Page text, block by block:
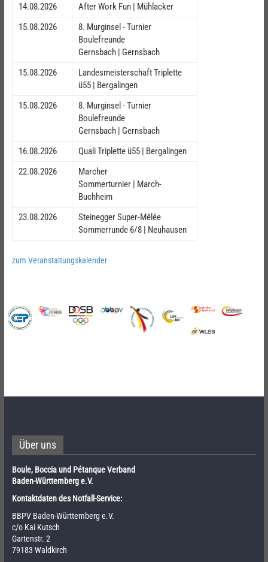
14.08.2026
After Work Fun | Mühlacker
15.08.2026
8. Murginsel - Turnier
Boulefreunde
Gernsbach | Gernsbach
15.08.2026
Landesmeisterschaft Triplette
ü55 | Bergalingen
15.08.2026
8. Murginsel - Turnier
Boulefreunde
Gernsbach | Gernsbach
16.08.2026
Quali Triplette ü55 | Bergalingen
22.08.2026
Marcher
Sommerturnier | March-
Buchheim
23.08.2026
Steinegger Super-Mêlée
Sommerrunde 6/8 | Neuhausen
zum Veranstaltungskalender
Über uns
Boule, Boccia und Pétanque Verband
Baden-Württemberg e.V.
Kontaktdaten des Notfall-Service:
BBPV Baden-Württemberg e.V.
c/o Kai Kutsch
Gartenstr. 2
79183 Waldkirch